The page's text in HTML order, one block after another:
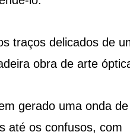
traços delicados de
obra de arte
gerado uma onda de
até os confusos, com